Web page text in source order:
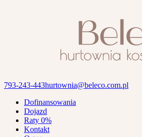
793-243-443hurtownia@beleco.com.pl
Dofinansowania
Dojazd
Raty 0%
Kontakt